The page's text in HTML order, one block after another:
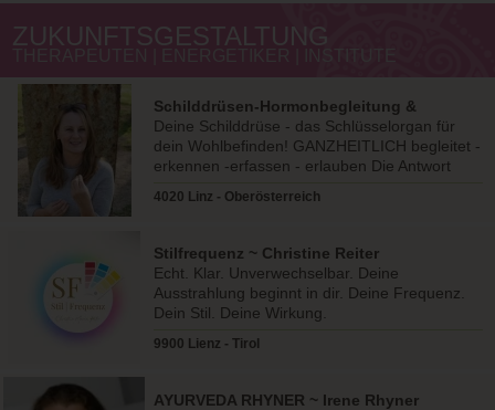
ZUKUNFTSGESTALTUNG
Schilddrüsen-Hormonbegleitung &
Körperarbeit
Deine Schilddrüse - das Schlüsselorgan für
dein Wohlbefinden! GANZHEITLICH begleitet -
erkennen -erfassen - erlauben Die Antwort
4020 Linz - Oberösterreich
Stilfrequenz ~ Christine Reiter
Echt. Klar. Unverwechselbar. Deine
Ausstrahlung beginnt in dir. Deine Frequenz.
Dein Stil. Deine Wirkung.
9900 Lienz - Tirol
AYURVEDA RHYNER ~ Irene Rhyner